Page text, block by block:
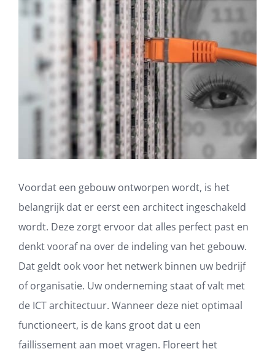
Voordat een gebouw ontworpen wordt, is het
belangrijk dat er eerst een architect ingeschakeld
wordt. Deze zorgt ervoor dat alles perfect past en
denkt vooraf na over de indeling van het gebouw.
Dat geldt ook voor het netwerk binnen uw bedrijf
of organisatie. Uw onderneming staat of valt met
de ICT architectuur. Wanneer deze niet optimaal
functioneert, is de kans groot dat u een
faillissement aan moet vragen. Floreert het